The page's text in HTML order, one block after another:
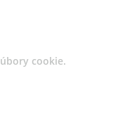
cookie.